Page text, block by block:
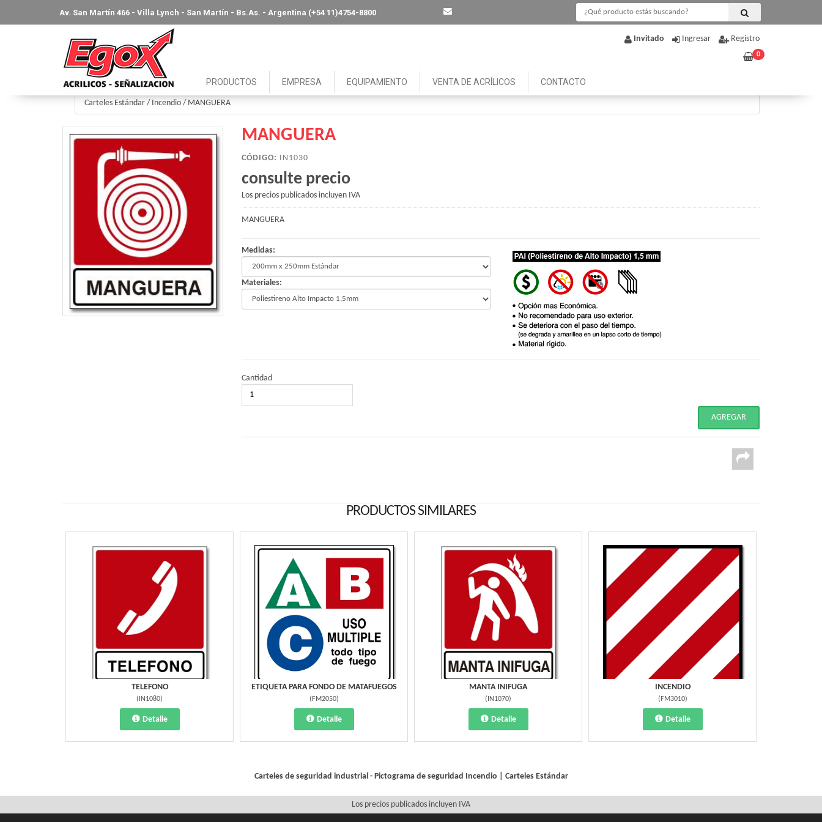
Av. San Martín 466 - Villa Lynch - San Martín - Bs.As. - Argentina (+54 11)4754-8800
Invitado Ingresar Registro
0
PRODUCTOS EMPRESA EQUIPAMIENTO VENTA DE ACRÍLICOS CONTACTO
Carteles Estándar / Incendio / MANGUERA
MANGUERA
CÓDIGO: IN1030
consulte precio
Los precios publicados incluyen IVA
MANGUERA
Medidas:
Materiales:
Cantidad
PRODUCTOS SIMILARES
TELEFONO
( IN1080)
Detalle
ETIQUETA PARA FONDO DE MATAFUEGOS
( FM2050)
Detalle
MANTA INIFUGA
( IN1070)
Detalle
INCENDIO
( FM3010)
Detalle
Carteles de seguridad industrial - Pictograma de seguridad Incendio Carteles Estándar
Los precios publicados incluyen IVA